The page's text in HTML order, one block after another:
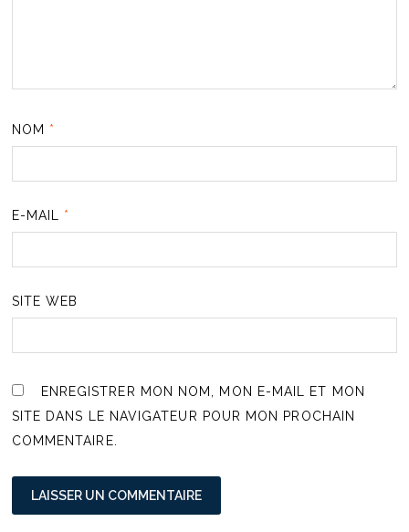
NOM *
E-MAIL *
SITE WEB
ENREGISTRER MON NOM, MON E-MAIL ET MON
SITE DANS LE NAVIGATEUR POUR MON PROCHAIN
COMMENTAIRE.